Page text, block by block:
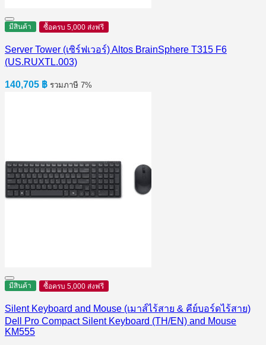
มีสินค้า ซื้อครบ 5,000 ส่งฟรี
Server Tower (เซิร์ฟเวอร์) Altos BrainSphere T315 F6
(US.RUXTL.003)
140,705 ฿ รวมภาษี 7%
มีสินค้า ซื้อครบ 5,000 ส่งฟรี
Silent Keyboard and Mouse (เมาส์ไร้สาย & คีย์บอร์ดไร้สาย)
Dell Pro Compact Silent Keyboard (TH/EN) and Mouse
KM555